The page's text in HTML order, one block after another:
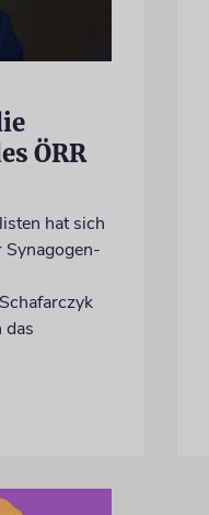
ÖRR
hat sich
Synagogen-
das